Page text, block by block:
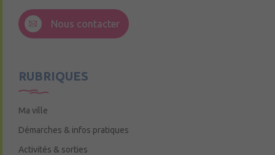
49220 Andigné
Nous contacter
RUBRIQUES
Ma ville
Démarches & infos pratiques
Activités & sorties